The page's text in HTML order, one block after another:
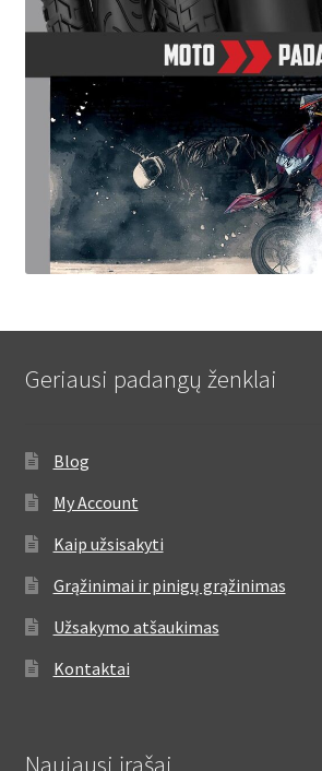
Geriausi padangų ženklai
Blog
My Account
Kaip užsisakyti
Grąžinimai ir pinigų grąžinimas
Užsakymo atšaukimas
Kontaktai